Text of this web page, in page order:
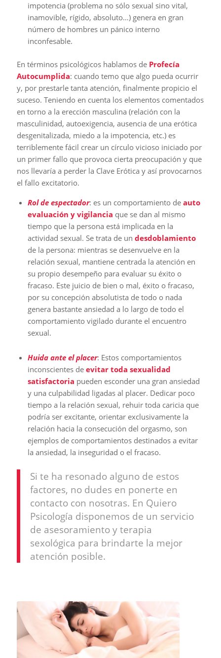
impotencia (problema no sólo sexual sino vital,
inamovible, rígido, absoluto…) genera en gran
número de hombres un pánico interno
inconfesable.
En términos psicológicos hablamos de Profecía
Autocumplida: cuando temo que algo pueda ocurrir
y, por prestarle tanta atención, finalmente propicio el
suceso. Teniendo en cuenta los elementos comentados
en torno a la erección masculina (relación con la
masculinidad, autoexigencia, ausencia de una erótica
desgenitalizada, miedo a la impotencia, etc.) es
terriblemente fácil crear un círculo vicioso iniciado por
un primer fallo que provoca cierta preocupación y que
nos llevaría a perder la Clave Erótica y así provocarnos
el fallo excitatorio.
Rol de espectador: es un comportamiento de auto
evaluación y vigilancia que se dan al mismo
tiempo que la persona está implicada en la
actividad sexual. Se trata de un desdoblamiento
de la persona: mientras se desenvuelve en la
relación sexual, mantiene centrada la atención en
su propio desempeño para evaluar su éxito o
fracaso. Este juicio de bien o mal, éxito o fracaso,
por su concepción absolutista de todo o nada
genera bastante ansiedad a lo largo de todo el
comportamiento vigilado durante el encuentro
sexual.
Huida ante el placer: Estos comportamientos
inconscientes de evitar toda sexualidad
satisfactoria pueden esconder una gran ansiedad
y una culpabilidad ligadas al placer. Dedicar poco
tiempo a la relación sexual, rehuir toda caricia que
podría ser excitante, orientar exclusivamente la
relación hacia la consecución del orgasmo, son
ejemplos de comportamientos destinados a evitar
la ansiedad, la inseguridad o el fracaso.
Si te ha resonado alguno de estos
factores, no dudes en ponerte en
contacto con nosotras. En Quiero
Psicología disponemos de un servicio
de asesoramiento y terapia
sexológica para brindarte la mejor
atención posible.